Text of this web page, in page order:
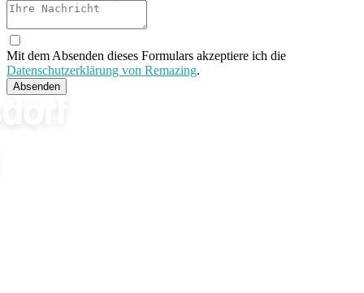
Mit dem Absenden dieses Formulars akzeptiere ich die
Datenschutzerklärung von Remazing.
Absenden